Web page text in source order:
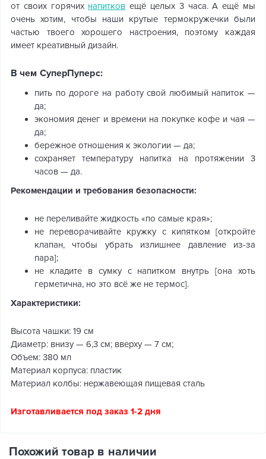
от своих горячих напитков ещё целых 3 часа. А ещё мы
очень хотим, чтобы наши крутые термокружечки были
частью твоего хорошего настроения, поэтому каждая
имеет креативный дизайн.
В чем СуперПуперс:
пить по дороге на работу свой любимый напиток —
да;
экономия денег и времени на покупке кофе и чая —
да;
бережное отношения к экологии — да;
сохраняет температуру напитка на протяжении 3
часов — да.
Рекомендации и требования безопасности:
не переливайте жидкость «по самые края»;
не переворачивайте кружку с кипятком [откройте
клапан, чтобы убрать излишнее давление из-за
пара];
не кладите в сумку с напитком внутрь [она хоть
герметична, но это всё же не термос].
Характеристики:
Высота чашки: 19 см
Диаметр: внизу — 6,3 см; вверху — 7 см;
Объем: 380 мл
Материал корпуса: пластик
Материал колбы: нержавеющая пищевая сталь
Изготавливается под заказ 1-2 дня
Похожий товар в наличии